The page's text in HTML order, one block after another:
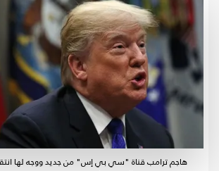
هاجم ترامب قناة "سي بي إس" من جديد ووجه لها